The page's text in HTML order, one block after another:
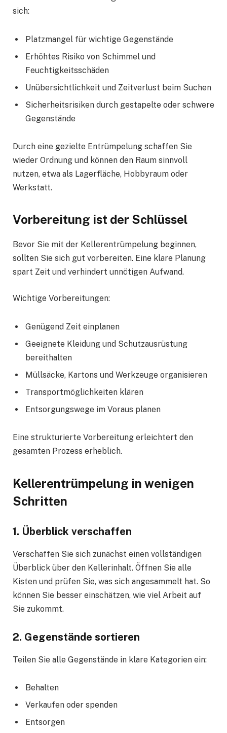
sich:
Platzmangel für wichtige Gegenstände
Erhöhtes Risiko von Schimmel und
Feuchtigkeitsschäden
Unübersichtlichkeit und Zeitverlust beim Suchen
Sicherheitsrisiken durch gestapelte oder schwere
Gegenstände
Durch eine gezielte Entrümpelung schaffen Sie
wieder Ordnung und können den Raum sinnvoll
nutzen, etwa als Lagerfläche, Hobbyraum oder
Werkstatt.
Vorbereitung ist der Schlüssel
Bevor Sie mit der Kellerentrümpelung beginnen,
sollten Sie sich gut vorbereiten. Eine klare Planung
spart Zeit und verhindert unnötigen Aufwand.
Wichtige Vorbereitungen:
Genügend Zeit einplanen
Geeignete Kleidung und Schutzausrüstung
bereithalten
Müllsäcke, Kartons und Werkzeuge organisieren
Transportmöglichkeiten klären
Entsorgungswege im Voraus planen
Eine strukturierte Vorbereitung erleichtert den
gesamten Prozess erheblich.
Kellerentrümpelung in wenigen
Schritten
1. Überblick verschaffen
Verschaffen Sie sich zunächst einen vollständigen
Überblick über den Kellerinhalt. Öffnen Sie alle
Kisten und prüfen Sie, was sich angesammelt hat. So
können Sie besser einschätzen, wie viel Arbeit auf
Sie zukommt.
2. Gegenstände sortieren
Teilen Sie alle Gegenstände in klare Kategorien ein:
Behalten
Verkaufen oder spenden
Entsorgen